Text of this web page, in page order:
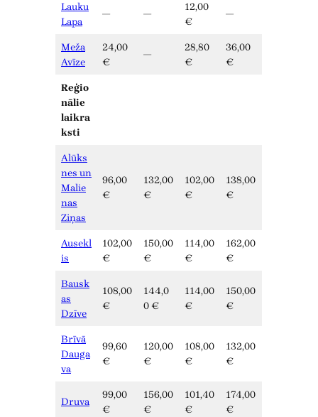
Lauku
Lapa
— —
12,00
€
—
Meža
Avīze
24,00
€
—
28,80
€
36,00
€
Reģio
nālie
laikra
ksti
Alūks
nes un
Malie
nas
Ziņas
96,00
€
132,00
€
102,00
€
138,00
€
Ausekl
is
102,00
€
150,00
€
114,00
€
162,00
€
Bausk
as
Dzīve
108,00
€
144,0
0 €
114,00
€
150,00
€
Brīvā
Dauga
va
99,60
€
120,00
€
108,00
€
132,00
€
Druva
99,00
€
156,00
€
101,40
€
174,00
€